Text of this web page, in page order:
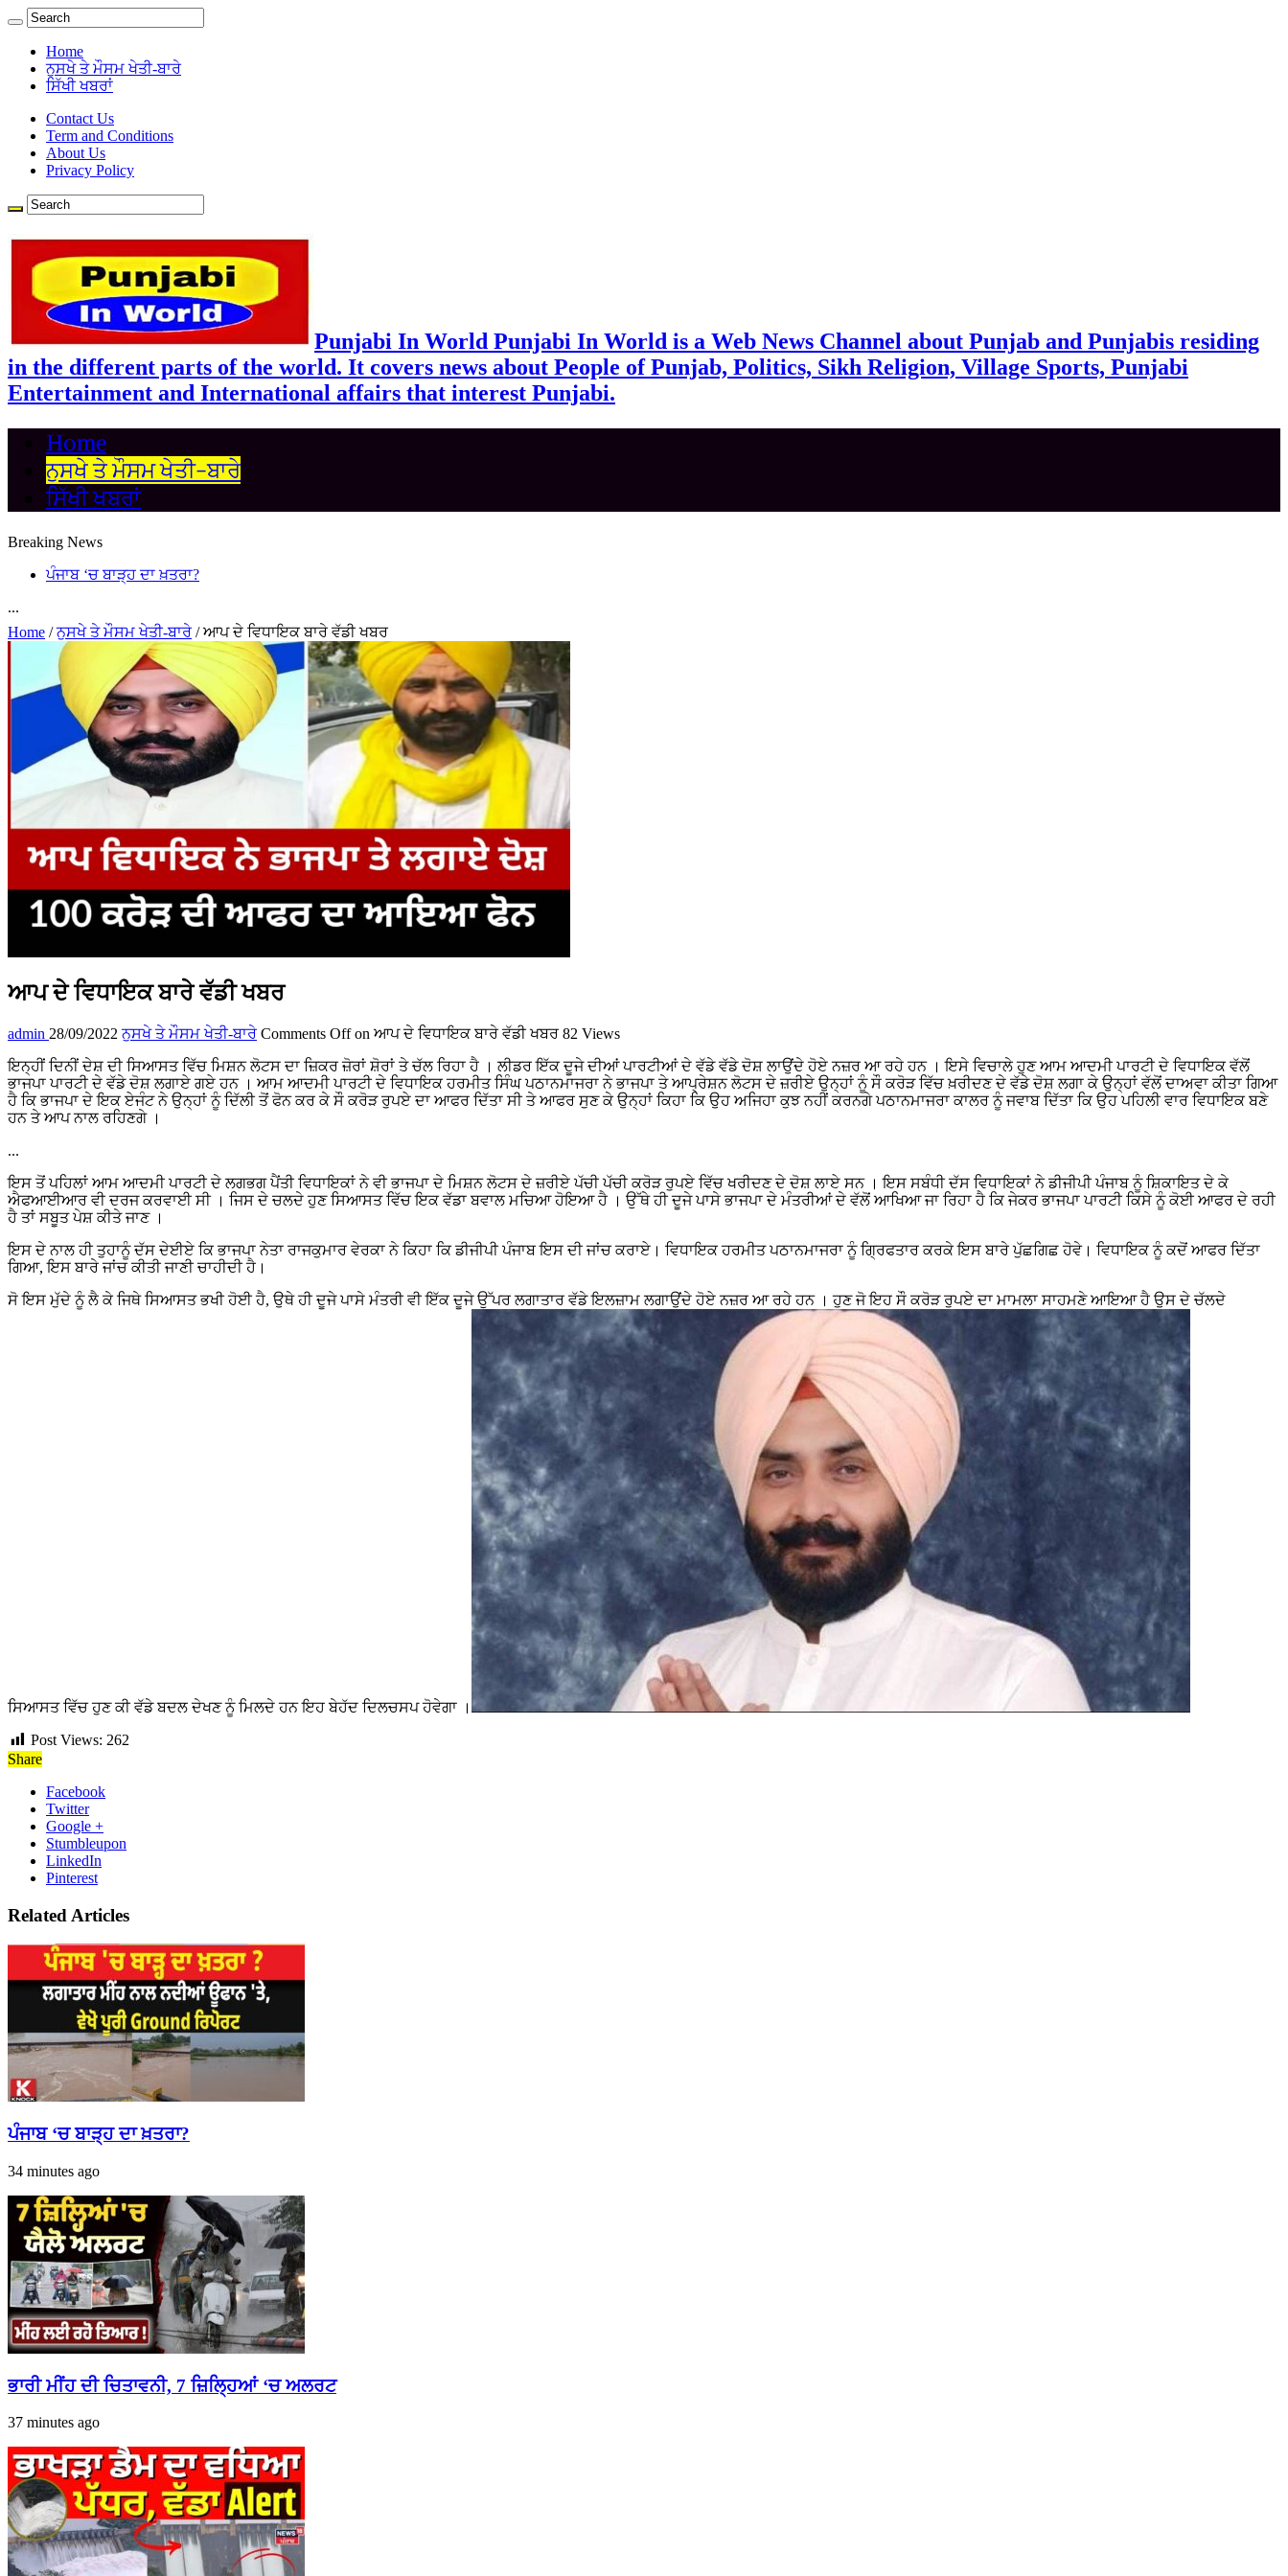
Home
ਨੁਸਖੇ ਤੇ ਮੌਸਮ ਖੇਤੀ-ਬਾਰੇ
ਸਿੱਖੀ ਖਬਰਾਂ
Contact Us
Term and Conditions
About Us
Privacy Policy
Punjabi In World Punjabi In World is a Web News Channel about Punjab and Punjabis residing
in the different parts of the world. It covers news about People of Punjab, Politics, Sikh Religion, Village Sports, Punjabi
Entertainment and International affairs that interest Punjabi.
Home
ਨੁਸਖੇ ਤੇ ਮੌਸਮ ਖੇਤੀ-ਬਾਰੇ
ਸਿੱਖੀ ਖਬਰਾਂ
Breaking News
ਪੰਜਾਬ ‘ਚ ਬਾੜ੍ਹ ਦਾ ਖ਼ਤਰਾ?
...
Home / ਨੁਸਖੇ ਤੇ ਮੌਸਮ ਖੇਤੀ-ਬਾਰੇ / ਆਪ ਦੇ ਵਿਧਾਇਕ ਬਾਰੇ ਵੱਡੀ ਖਬਰ
ਆਪ ਦੇ ਵਿਧਾਇਕ ਬਾਰੇ ਵੱਡੀ ਖਬਰ
admin 28/09/2022 ਨੁਸਖੇ ਤੇ ਮੌਸਮ ਖੇਤੀ-ਬਾਰੇ Comments Offon ਆਪ ਦੇ ਵਿਧਾਇਕ ਬਾਰੇ ਵੱਡੀ ਖਬਰ 82 Views
ਇਨ੍ਹੀਂ ਦਿਨੀਂ ਦੇਸ਼ ਦੀ ਸਿਆਸਤ ਵਿੱਚ ਮਿਸ਼ਨ ਲੋਟਸ ਦਾ ਜ਼ਿਕਰ ਜ਼ੋਰਾਂ ਸ਼ੋਰਾਂ ਤੇ ਚੱਲ ਰਿਹਾ ਹੈ । ਲੀਡਰ ਇੱਕ ਦੂਜੇ ਦੀਆਂ ਪਾਰਟੀਆਂ ਦੇ ਵੱਡੇ ਵੱਡੇ ਦੋਸ਼ ਲਾਉਂਦੇ ਹੋਏ ਨਜ਼ਰ ਆ ਰਹੇ ਹਨ । ਇਸੇ ਵਿਚਾਲੇ ਹੁਣ ਆਮ ਆਦਮੀ ਪਾਰਟੀ ਦੇ ਵਿਧਾਇਕ ਵੱਲੋਂ
ਭਾਜਪਾ ਪਾਰਟੀ ਦੇ ਵੱਡੇ ਦੋਸ਼ ਲਗਾਏ ਗਏ ਹਨ । ਆਮ ਆਦਮੀ ਪਾਰਟੀ ਦੇ ਵਿਧਾਇਕ ਹਰਮੀਤ ਸਿੰਘ ਪਠਾਨਮਾਜਰਾ ਨੇ ਭਾਜਪਾ ਤੇ ਆਪ੍ਰੇਸ਼ਨ ਲੋਟਸ ਦੇ ਜ਼ਰੀਏ ਉਨ੍ਹਾਂ ਨੂੰ ਸੌ ਕਰੋੜ ਵਿੱਚ ਖ਼ਰੀਦਣ ਦੇ ਵੱਡੇ ਦੋਸ਼ ਲਗਾ ਕੇ ਉਨ੍ਹਾਂ ਵੱਲੋਂ ਦਾਅਵਾ ਕੀਤਾ ਗਿਆ
ਹੈ ਕਿ ਭਾਜਪਾ ਦੇ ਇਕ ਏਜੰਟ ਨੇ ਉਨ੍ਹਾਂ ਨੂੰ ਦਿੱਲੀ ਤੋਂ ਫੋਨ ਕਰ ਕੇ ਸੌ ਕਰੋੜ ਰੁਪਏ ਦਾ ਆਫਰ ਦਿੱਤਾ ਸੀ ਤੇ ਆਫਰ ਸੁਣ ਕੇ ਉਨ੍ਹਾਂ ਕਿਹਾ ਕਿ ਉਹ ਅਜਿਹਾ ਕੁਝ ਨਹੀਂ ਕਰਨਗੇ ਪਠਾਨਮਾਜਰਾ ਕਾਲਰ ਨੂੰ ਜਵਾਬ ਦਿੱਤਾ ਕਿ ਉਹ ਪਹਿਲੀ ਵਾਰ ਵਿਧਾਇਕ ਬਣੇ
ਹਨ ਤੇ ਆਪ ਨਾਲ ਰਹਿਣਗੇ ।
...
ਇਸ ਤੋਂ ਪਹਿਲਾਂ ਆਮ ਆਦਮੀ ਪਾਰਟੀ ਦੇ ਲਗਭਗ ਪੈਂਤੀ ਵਿਧਾਇਕਾਂ ਨੇ ਵੀ ਭਾਜਪਾ ਦੇ ਮਿਸ਼ਨ ਲੋਟਸ ਦੇ ਜ਼ਰੀਏ ਪੱਚੀ ਪੱਚੀ ਕਰੋੜ ਰੁਪਏ ਵਿੱਚ ਖਰੀਦਣ ਦੇ ਦੋਸ਼ ਲਾਏ ਸਨ । ਇਸ ਸਬੰਧੀ ਦੱਸ ਵਿਧਾਇਕਾਂ ਨੇ ਡੀਜੀਪੀ ਪੰਜਾਬ ਨੂੰ ਸ਼ਿਕਾਇਤ ਦੇ ਕੇ
ਐਫਆਈਆਰ ਵੀ ਦਰਜ ਕਰਵਾਈ ਸੀ । ਜਿਸ ਦੇ ਚਲਦੇ ਹੁਣ ਸਿਆਸਤ ਵਿੱਚ ਇਕ ਵੱਡਾ ਬਵਾਲ ਮਚਿਆ ਹੋਇਆ ਹੈ । ਉੱਥੇ ਹੀ ਦੂਜੇ ਪਾਸੇ ਭਾਜਪਾ ਦੇ ਮੰਤਰੀਆਂ ਦੇ ਵੱਲੋਂ ਆਖਿਆ ਜਾ ਰਿਹਾ ਹੈ ਕਿ ਜੇਕਰ ਭਾਜਪਾ ਪਾਰਟੀ ਕਿਸੇ ਨੂੰ ਕੋਈ ਆਫਰ ਦੇ ਰਹੀ
ਹੈ ਤਾਂ ਸਬੂਤ ਪੇਸ਼ ਕੀਤੇ ਜਾਣ ।
ਇਸ ਦੇ ਨਾਲ ਹੀ ਤੁਹਾਨੂੰ ਦੱਸ ਦੇਈਏ ਕਿ ਭਾਜਪਾ ਨੇਤਾ ਰਾਜਕੁਮਾਰ ਵੇਰਕਾ ਨੇ ਕਿਹਾ ਕਿ ਡੀਜੀਪੀ ਪੰਜਾਬ ਇਸ ਦੀ ਜਾਂਚ ਕਰਾਏ। ਵਿਧਾਇਕ ਹਰਮੀਤ ਪਠਾਨਮਾਜਰਾ ਨੂੰ ਗ੍ਰਿਫਤਾਰ ਕਰਕੇ ਇਸ ਬਾਰੇ ਪੁੱਛਗਿਛ ਹੋਵੇ। ਵਿਧਾਇਕ ਨੂੰ ਕਦੋਂ ਆਫਰ ਦਿੱਤਾ
ਗਿਆ, ਇਸ ਬਾਰੇ ਜਾਂਚ ਕੀਤੀ ਜਾਣੀ ਚਾਹੀਦੀ ਹੈ।
ਸੋ ਇਸ ਮੁੱਦੇ ਨੂੰ ਲੈ ਕੇ ਜਿਥੇ ਸਿਆਸਤ ਭਖੀ ਹੋਈ ਹੈ, ਉਥੇ ਹੀ ਦੂਜੇ ਪਾਸੇ ਮੰਤਰੀ ਵੀ ਇੱਕ ਦੂਜੇ ਉੱਪਰ ਲਗਾਤਾਰ ਵੱਡੇ ਇਲਜ਼ਾਮ ਲਗਾਉਂਦੇ ਹੋਏ ਨਜ਼ਰ ਆ ਰਹੇ ਹਨ । ਹੁਣ ਜੋ ਇਹ ਸੌ ਕਰੋੜ ਰੁਪਏ ਦਾ ਮਾਮਲਾ ਸਾਹਮਣੇ ਆਇਆ ਹੈ ਉਸ ਦੇ ਚੱਲਦੇ
ਸਿਆਸਤ ਵਿੱਚ ਹੁਣ ਕੀ ਵੱਡੇ ਬਦਲ ਦੇਖਣ ਨੂੰ ਮਿਲਦੇ ਹਨ ਇਹ ਬੇਹੱਦ ਦਿਲਚਸਪ ਹੋਵੇਗਾ ।
Post Views: 262
Share
Facebook
Twitter
Google +
Stumbleupon
LinkedIn
Pinterest
Related Articles
ਪੰਜਾਬ ‘ਚ ਬਾੜ੍ਹ ਦਾ ਖ਼ਤਰਾ?
34 minutes ago
ਭਾਰੀ ਮੀਂਹ ਦੀ ਚਿਤਾਵਨੀ, 7 ਜ਼ਿਲ੍ਹਿਆਂ ‘ਚ ਅਲਰਟ
37 minutes ago